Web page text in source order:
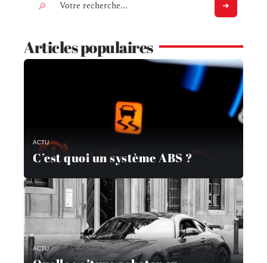
Articles populaires
ACTU
C’est quoi un système ABS ?
ACTU